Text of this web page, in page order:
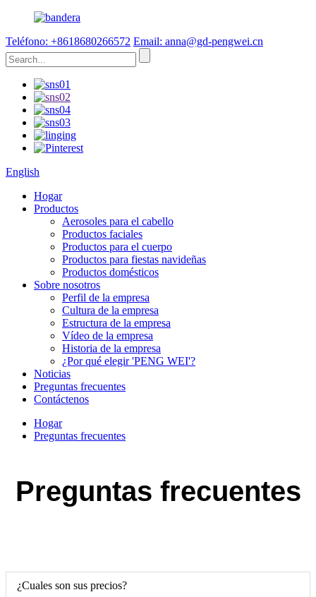
Teléfono: +8618680266572 Email: anna@gd-pengwei.cn
English
Hogar
Productos
Aerosoles para el cabello
Productos faciales
Productos para el cuerpo
Productos para fiestas navideñas
Productos domésticos
Sobre nosotros
Perfil de la empresa
Cultura de la empresa
Estructura de la empresa
Vídeo de la empresa
Historia de la empresa
¿Por qué elegir 'PENG WEI'?
Noticias
Preguntas frecuentes
Contáctenos
Hogar
Preguntas frecuentes
Preguntas frecuentes
¿Cuales son sus precios?